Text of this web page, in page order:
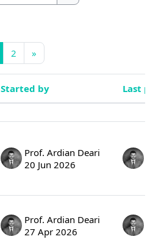
Search forums
Page 1
2 Page 2
»
Started by Last
Prof. Ardian Deari
20 Jun 2026
Prof. Ardian Deari
27 Apr 2026